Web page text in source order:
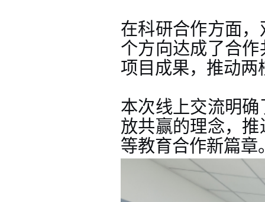
在科研合作方面
个方向达成了合
项目成果，推动两
本次线上交流明
放共赢的理念，
等教育合作新篇章